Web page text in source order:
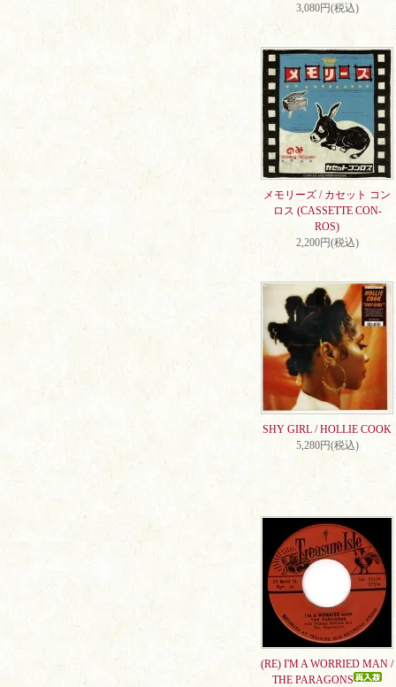
3,080円(税込)
メモリーズ / カセット コン
ロス (CASSETTE CON-
ROS)
2,200円(税込)
SHY GIRL / HOLLIE COOK
5,280円(税込)
(RE) I'M A WORRIED MAN /
THE PARAGONS